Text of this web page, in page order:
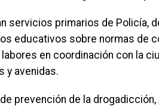
servicios primarios de Policía,
educativos sobre normas de
en coordinación con la
y avenidas.
prevención de la